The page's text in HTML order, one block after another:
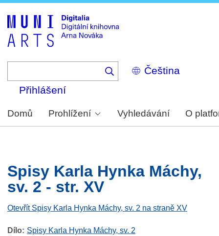
Select
your
Přihlášení
Domů Prohlížení Vyhledávání O
Spisy Karla Hynka Máchy,
sv. 2 - str. XV
Otevřít Spisy Karla Hynka Máchy, sv. 2 na straně XV
Dílo
Spisy Karla Hynka Máchy, sv. 2